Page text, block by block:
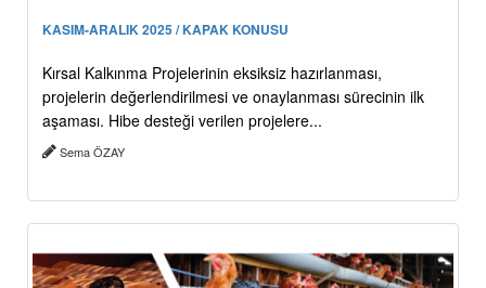
KASIM-ARALIK 2025 / KAPAK KONUSU
Kırsal Kalkınma Projelerinin eksiksiz hazırlanması,
projelerin değerlendirilmesi ve onaylanması sürecinin ilk
aşaması. Hibe desteği verilen projelere...
Sema ÖZAY